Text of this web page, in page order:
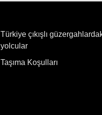
Türkiye çıkışlı
yolcular
Taşıma Koşulları